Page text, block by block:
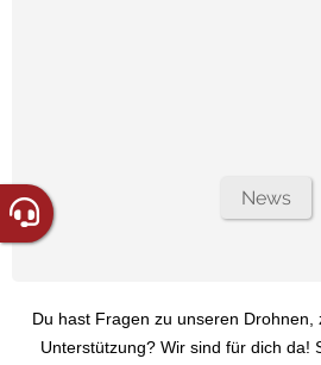
News
Du hast Fragen zu unseren
Unterstützung? Wir sind für dich da!